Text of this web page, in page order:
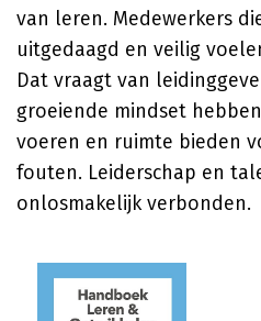
van leren. Medewerkers
uitgedaagd en veilig
Dat vraagt van
groeiende mindset
voeren en ruimte bieden
fouten. Leiderschap en
onlosmakelijk verbonden.